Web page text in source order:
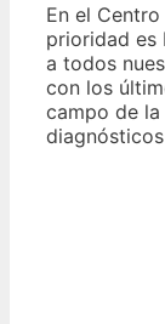
En el
prioridad es
a todos
con los
campo de